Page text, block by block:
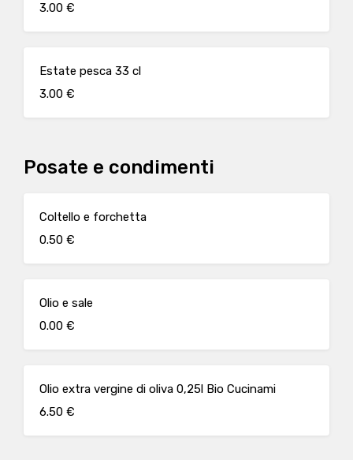
3.00 €
Estate pesca 33 cl
3.00 €
Posate e condimenti
Coltello e forchetta
0.50 €
Olio e sale
0.00 €
Olio extra vergine di oliva 0,25l Bio Cucinami
6.50 €